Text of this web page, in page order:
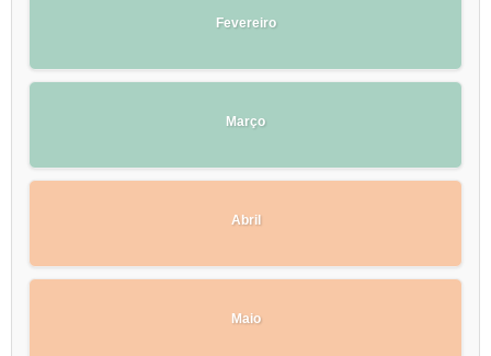
Fevereiro
Março
Abril
Maio